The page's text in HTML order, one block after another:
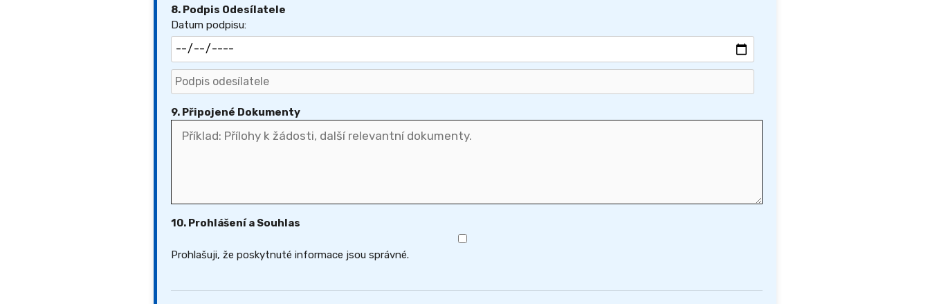
8. Podpis Odesílatele
Datum podpisu:
9. Připojené Dokumenty
10. Prohlášení a Souhlas
Prohlašuji, že poskytnuté informace jsou správné.